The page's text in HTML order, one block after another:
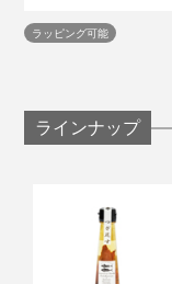
【だし醤油×だし
ラッピング可能
ラインナップ